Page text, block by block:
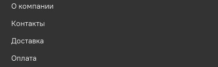
О компании
Контакты
Доставка
Оплата